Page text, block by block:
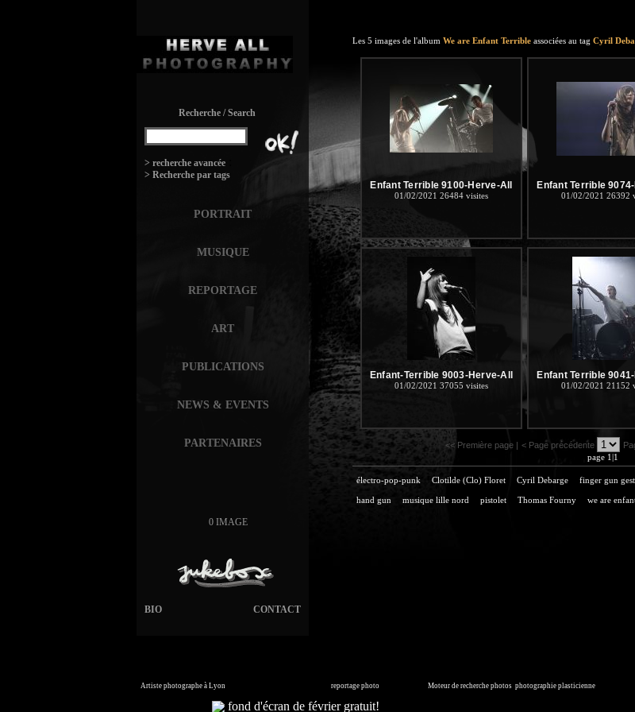
Recherche / Search
> recherche avancée
> Recherche par tags
PORTRAIT
MUSIQUE
REPORTAGE
ART
PUBLICATIONS
NEWS & EVENTS
PARTENAIRES
0 IMAGE
CONTACT
BIO
Les 5 images de l'album We are Enfant Terrible associées au tag Cyril
Enfant Terrible 9100-Herve-All
01/02/2021 26484 visites
Enfant Terrible
01/02/2021 26392
Enfant-Terrible 9003-Herve-All
01/02/2021 37055 visites
Enfant Terrible
01/02/2021 21152
<< Première page | < Page précédente
page 1|1
électro-pop-punk Clotilde (Clo) Floret Cyril Debarge finger gun
hand gun musique lille nord pistolet Thomas Fourny we are
fond d'écran de février gratuit!
Artiste photographe à Lyon reportage photo Moteur de recherche photos photographie plasticienne